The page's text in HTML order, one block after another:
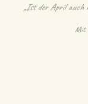
„Ist der April auch
Mit